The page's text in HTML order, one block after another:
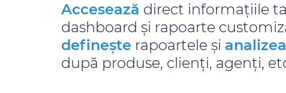
Accesează direct informațiile
dashboard și rapoarte
definește rapoartele și
după produse, clienți, agenți,